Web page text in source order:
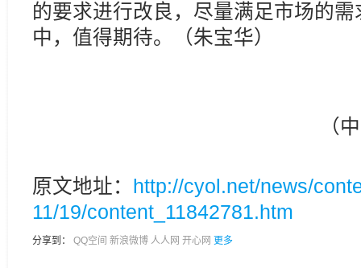
的要求进行改良，尽量满足市场的
中，值得期待。（朱宝华）
（
原文地址：
http://cyol.net/news/
11/19/content_11842781.htm
分享到： QQ空间 新浪微博 人人网 开心网 更多